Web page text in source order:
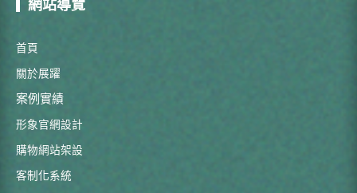
網站導覽
首頁
關於展躍
案例實績
形象官網設計
購物網站架設
客制化系統